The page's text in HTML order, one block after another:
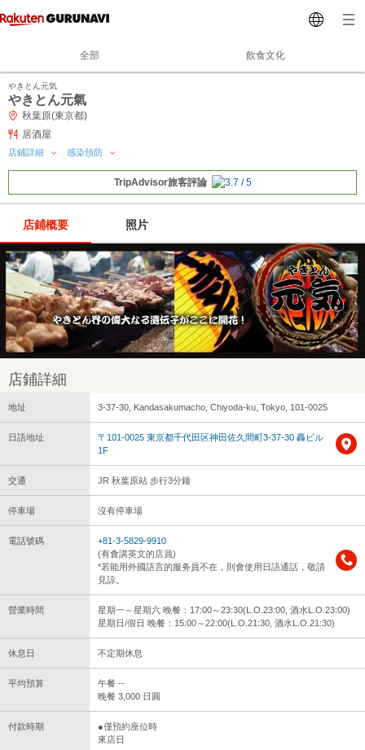
全部 飲食文化
やきとん元気
やきとん元氣
秋葉原(東京都)
居酒屋
店鋪詳細 感染預防
TripAdvisor旅客評論
店鋪概要 照片
店鋪詳細
地址 3-37-30, Kandasakumacho, Chiyoda-ku, Tokyo, 101-0025
日語地址
〒101-0025 東京都千代田区神田佐久間町3-37-30 轟ビル
1F
交通 JR 秋葉原站 步行3分鐘
停車場 沒有停車場
電話號碼
+81-3-5829-9910
(有會講英文的店員)
*若能用外國語言的服务員不在，則會使用日語通話，敬請
見諒。
營業時間
星期一～星期六 晚餐：17:00～23:30(L.O.23:00, 酒水L.O.23:00)
星期日/假日 晚餐：15:00～22:00(L.O.21:30, 酒水L.O.21:30)
休息日 不定期休息
平均預算
午餐 --
晚餐 3,000 日圓
付款時期
●僅預約座位時
來店日